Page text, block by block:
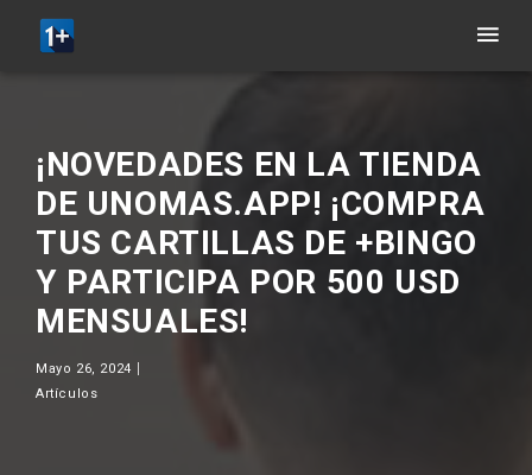
¡NOVEDADES EN LA TIENDA
DE UNOMAS.APP! ¡COMPRA
TUS CARTILLAS DE +BINGO
Y PARTICIPA POR 500 USD
MENSUALES!
Mayo 26, 2024
Artículos